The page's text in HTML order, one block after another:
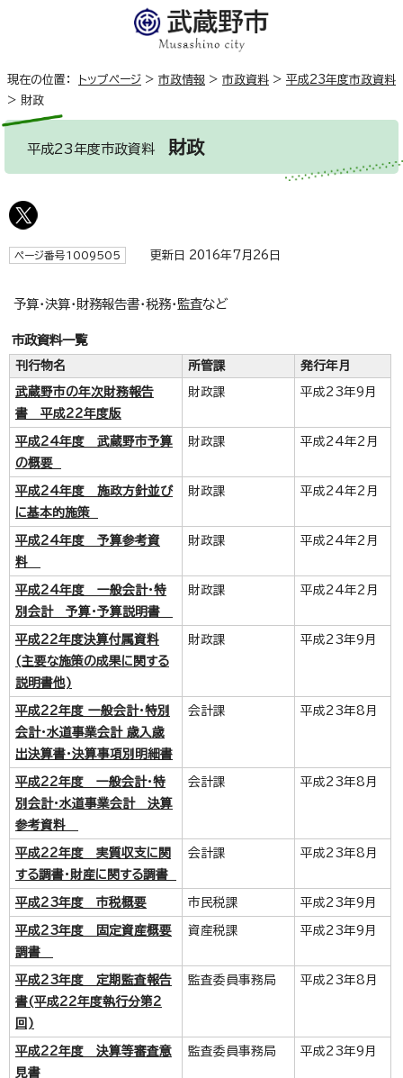
現在の位置： トップページ > 市政情報 > 市政資料 > 平成23年度市政資料
> 財政
平成23年度市政資料 財政
ページ番号1009505 更新日 2016年7月26日
予算・決算・財務報告書・税務・監査など
市政資料一覧
刊行物名 所管課 発行年月
武蔵野市の年次財務報告
書 平成22年度版
財政課 平成23年9月
平成24年度 武蔵野市予算
の概要
財政課 平成24年2月
平成24年度 施政方針並び
に基本的施策
財政課 平成24年2月
平成24年度 予算参考資
料
財政課 平成24年2月
平成24年度 一般会計・特
別会計 予算・予算説明書
財政課 平成24年2月
平成22年度決算付属資料
(主要な施策の成果に関する
説明書他)
財政課 平成23年9月
平成22年度 一般会計・特別
会計・水道事業会計 歳入歳
出決算書・決算事項別明細書
会計課 平成23年8月
平成22年度 一般会計・特
別会計・水道事業会計 決算
参考資料
会計課 平成23年8月
平成22年度 実質収支に関
する調書・財産に関する調書
会計課 平成23年8月
平成23年度 市税概要 市民税課 平成23年9月
平成23年度 固定資産概要
調書
資産税課 平成23年9月
平成23年度 定期監査報告
書(平成22年度執行分第2
回)
監査委員事務局 平成23年8月
平成22年度 決算等審査意
見書
監査委員事務局 平成23年9月